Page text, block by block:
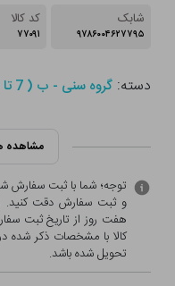
شابک
۹۷۸۶۰۰۴۶۲۷۷۹۵
کد کالا
۷۷۰۹۱
دسته:گروه سنی - ب ( 7 تا 9 سال )
مشاهده
توجه؛ شما با ثبت سفارش
و ثبت سفارش دقت کنید.
هفت روز از تاریخ ثبت
کالا با مشخصات ذکر شده
تحویل شده باشد.